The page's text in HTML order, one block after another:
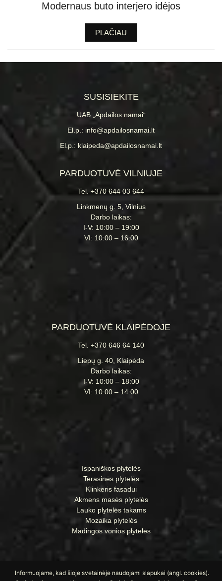
Modernaus buto interjero idėjos
PLAČIAU
SUSISIEKITE
UAB „Apdailos namai“
El.p.: info@apdailosnamai.lt
El.p.: klaipeda@apdailosnamai.lt
PARDUOTUVĖ VILNIUJE
Tel. +370 644 03 644
Linkmenų g. 5, Vilnius
Darbo laikas:
I-V: 10:00 – 19:00
VI: 10:00 – 16:00
PARDUOTUVĖ KLAIPĖDOJE
Tel. +370 646 64 140
Liepų g. 40, Klaipėda
Darbo laikas:
I-V: 10:00 – 18:00
VI: 10:00 – 14:00
Ispaniškos plytelės
Terasinės plytelės
Klinkeris fasadui
Akmens masės plytelės
Lauko plytelės takams
Mozaika plytelės
Madingos vonios plytelės
Informuojame, kad šioje svetainėje naudojami slapukai (angl. cookies).